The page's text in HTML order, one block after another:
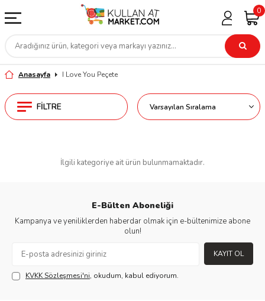
0
Anasayfa I Love You Peçete
FILTRE
İlgili kategoriye ait ürün bulunmamaktadır.
E-Bülten Aboneliği
Kampanya ve yeniliklerden haberdar olmak için e-bültenimize abone
olun!
KAYIT OL
KVKK Sözleşmesi'ni, okudum, kabul ediyorum.